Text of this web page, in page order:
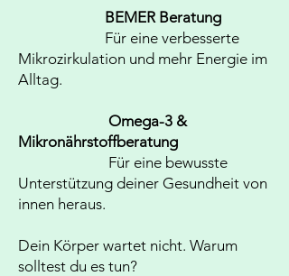
BEMER Beratung
Für eine verbesserte
Mikrozirkulation und mehr Energie im
Alltag.
Omega-3 &
Mikronährstoffberatung
Für eine bewusste
Unterstützung deiner Gesundheit von
innen heraus.
Dein Körper wartet nicht. Warum
solltest du es tun?